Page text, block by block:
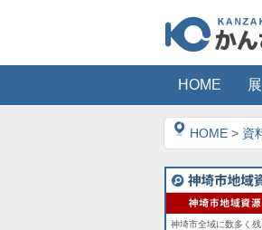
HOME
HOME > 資
神埼市全域に数多く